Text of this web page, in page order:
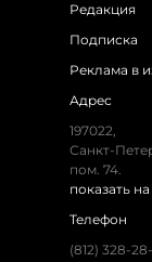
Редакция
Подписка
Реклама в
Адрес
197022,
Санкт-
пом. 74.
показать
Телефон
(812) 328-